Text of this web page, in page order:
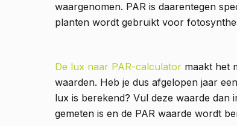
waargenomen. PAR is daarentegen
planten wordt gebruikt voor
De lux naar PAR-calculator maakt het
waarden. Heb je dus afgelopen jaar
lux is berekend? Vul deze waarde
gemeten is en de PAR waarde wordt